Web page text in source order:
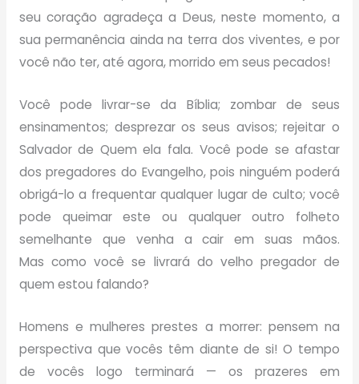
seu coração agradeça a Deus, neste momento, a
sua permanência ainda na terra dos viventes, e por
você não ter, até agora, morrido em seus pecados!
Você pode livrar-se da Bíblia; zombar de seus
ensinamentos; desprezar os seus avisos; rejeitar o
Salvador de Quem ela fala. Você pode se afastar
dos pregadores do Evangelho, pois ninguém poderá
obrigá-lo a frequentar qualquer lugar de culto; você
pode queimar este ou qualquer outro folheto
semelhante que venha a cair em suas mãos.
Mas como você se livrará do velho pregador de
quem estou falando?
Homens e mulheres prestes a morrer: pensem na
perspectiva que vocês têm diante de si! O tempo
de vocês logo terminará — os prazeres em